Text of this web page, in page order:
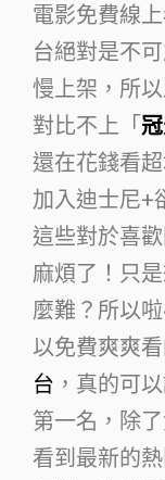
電影免費線
台絕對是不
慢上架，所
對比不上「
還在花錢看
加入迪士尼+
這些對於喜
麻煩了！只
麼難？所以
以免費爽爽看
台 ，真的可
第一名，除
看到最新的